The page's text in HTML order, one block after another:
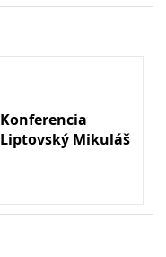
Konferencia
Liptovský Mikuláš